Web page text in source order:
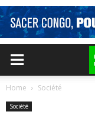
Home Société
Société